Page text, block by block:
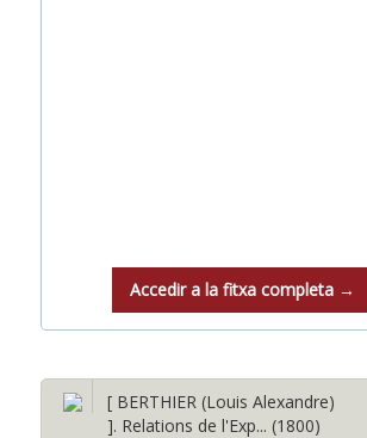
Accedir a la fitxa completa →
[ BERTHIER (Louis Alexandre)
]. Relations de l'Exp... (1800)